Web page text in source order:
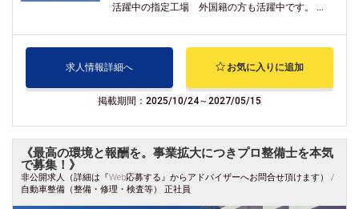
活躍中の指定工場 外国籍の方も活躍中です。 ...
求人情報詳細へ お気に入りに追加
掲載期間：2025/10/24～2027/05/15
《最高の環境と報酬を。事業拡大につきプロ整備士を本気
で募集！》
非公開求人（詳細は『Web応募する』からアドバイザーへお問合せ頂けます） /
自動車整備（整備・修理・検査等） 正社員